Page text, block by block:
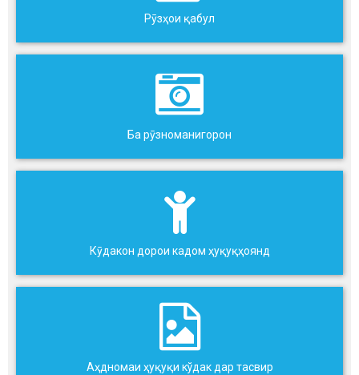
Рӯзҳои қабул
Ба рӯзноманигорон
Кӯдакон дорои кадом ҳуқуқҳоянд
Аҳдномаи ҳуқуқи кўдак дар тасвир